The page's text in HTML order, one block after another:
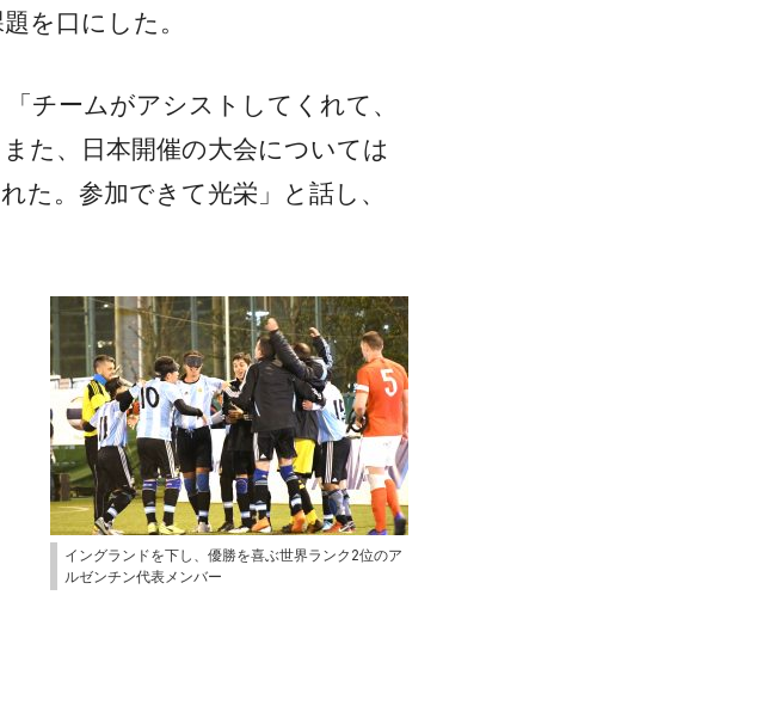
を口にした。
チームがアシストしてくれて、
た、日本開催の大会については
た。参加できて光栄」と話し、
イングランドを下し、優勝を喜ぶ世界ランク2位のア
ルゼンチン代表メンバー